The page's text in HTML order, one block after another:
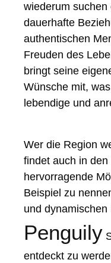
wiederum suchen
dauerhafte
authentischen
Freuden des
bringt seine
Wünsche mit,
lebendige und
Wer die Region
findet auch in
hervorragende
Beispiel zu
und
Penguily
entdeckt zu